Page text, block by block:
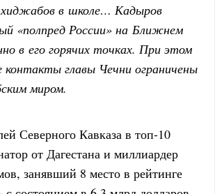
хиджабов в школе… Кадыров
«полпред России» на Ближнем
в его горячих точках. При этом
главы Чечни ограничены
миром.
Северного Кавказа в топ-10
от Дагестана и миллиардер
занявший 8 место в рейтинге